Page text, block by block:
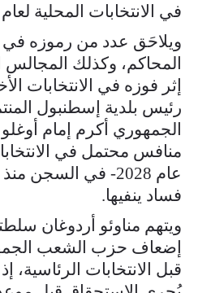
في الانتخابات المحلية لعام 2024.
ويلاحَق عدد من رموزه في
المحاكم، وكذلك المجالس
إثر فوزه في الانتخابات
رئيس بلدية إسطنبول
الجمهوري أكرم إمام أوغلو
منافس محتمل في
عام 2028- في السجن
فساد ينفيها.
ويتهم مناوئو أردوغان
إضعاف حزب الشعب
قبل الانتخابات الرئاسية،